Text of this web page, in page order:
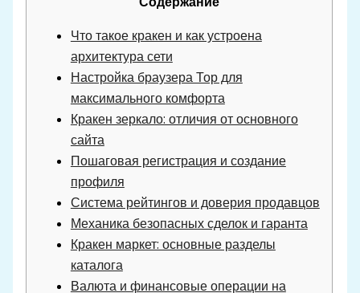
Что такое кракен и как устроена
архитектура сети
Настройка браузера Тор для
максимального комфорта
Кракен зеркало: отличия от основного
сайта
Пошаговая регистрация и создание
профиля
Система рейтингов и доверия продавцов
Механика безопасных сделок и гаранта
Кракен маркет: основные разделы
каталога
Валюта и финансовые операции на